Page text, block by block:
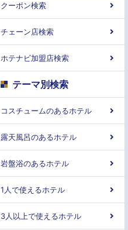
クーポン検索
チェーン店検索
ホテナビ加盟店検索
テーマ別検索
コスチュームのあるホテル
露天風呂のあるホテル
岩盤浴のあるホテル
1人で使えるホテル
3人以上で使えるホテル